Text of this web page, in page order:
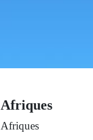
Afriques
Afriques